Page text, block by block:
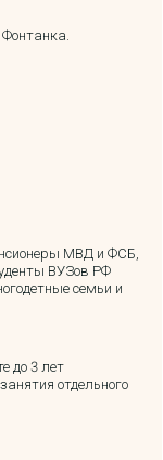
МВД и ФСБ,
ВУЗов РФ
семьи и
до 3 лет
отдельного